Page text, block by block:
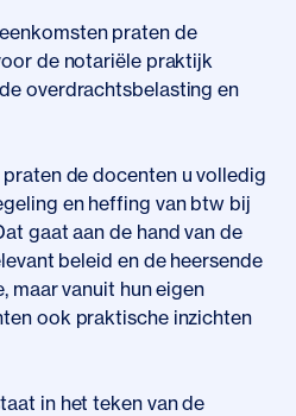
praten de
de notariële praktijk
overdrachtsbelasting en
de docenten u volledig
en heffing van btw bij
gaat aan de hand van de
beleid en de heersende
maar vanuit hun eigen
ook praktische inzichten
in het teken van de